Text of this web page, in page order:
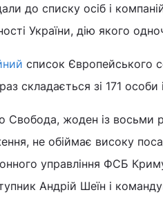
до списку осіб і
України, дію якого
список Європейського
складається зі 171
Свобода, жоден із восьми
не обіймає високу
управління ФСБ
Андрій Шеїн і